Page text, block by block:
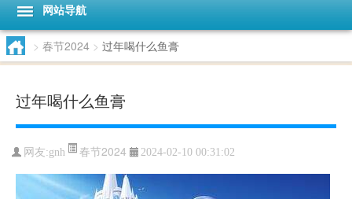
网站导航
> 春节2024 > 过年喝什么鱼膏
过年喝什么鱼膏
网友:gnh 春节2024 2024-02-10 00:31:02